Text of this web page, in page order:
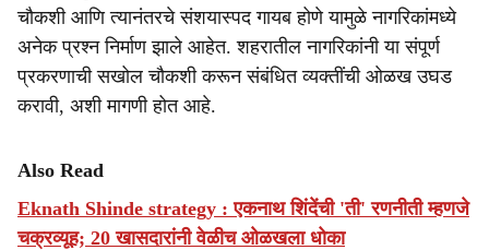
चौकशी आणि त्यानंतरचे संशयास्पद गायब होणे यामुळे नागरिकांमध्ये
अनेक प्रश्न निर्माण झाले आहेत. शहरातील नागरिकांनी या संपूर्ण
प्रकरणाची सखोल चौकशी करून संबंधित व्यक्तींची ओळख उघड
करावी, अशी मागणी होत आहे.
Also Read
Eknath Shinde strategy : एकनाथ शिंदेंची 'ती' रणनीती म्हणजे
चक्रव्यूह; 20 खासदारांनी वेळीच ओळखला धोका